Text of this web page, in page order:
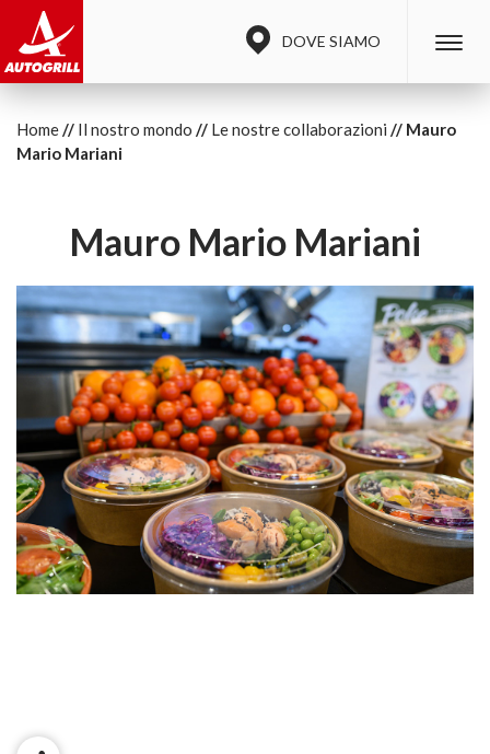
DOVE SIAMO
Home Il nostro mondo Le nostre collaborazioni
Mauro
Mario Mariani
Mauro Mario Mariani